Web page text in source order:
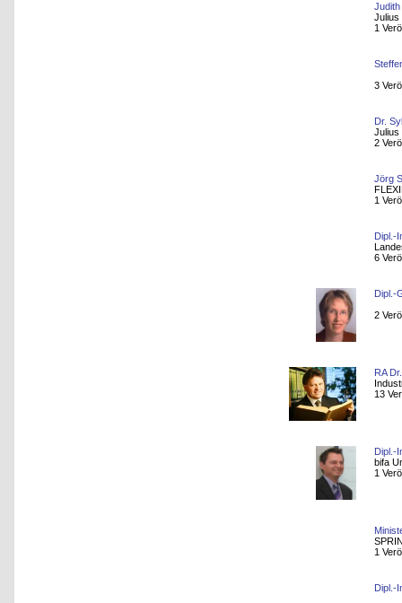
Julius
1
3
Dr.
Julius
2
Jörg
1
Dipl.-
6
Dipl.-
2
RA
13
Dipl.-
bifa
1
1
Dipl.-